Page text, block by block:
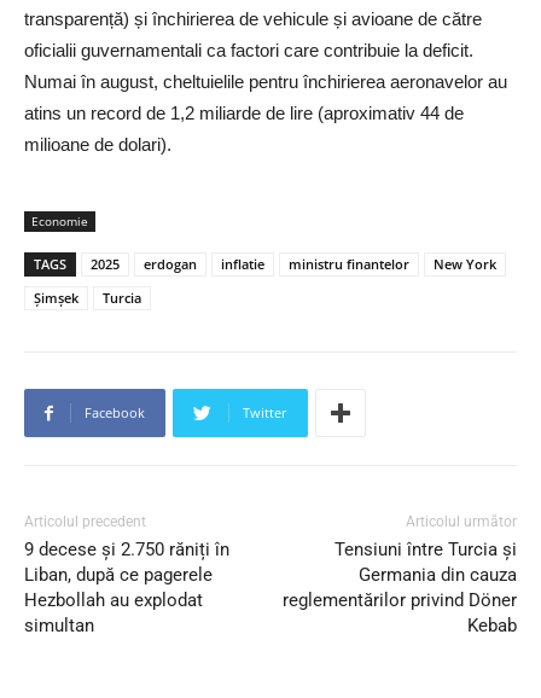
transparență) și închirierea de vehicule și avioane de către
oficialii guvernamentali ca factori care contribuie la deficit.
Numai în august, cheltuielile pentru închirierea aeronavelor au
atins un record de 1,2 miliarde de lire (aproximativ 44 de
milioane de dolari).
Economie
TAGS 2025 erdogan inflatie ministru finantelor
New York
Șimșek
Turcia
Facebook Twitter
Articolul precedent
9 decese și 2.750 răniți în
Liban, după ce pagerele
Hezbollah au explodat
simultan
Articolul următor
Tensiuni între Turcia și
Germania din cauza
reglementărilor privind Döner
Kebab